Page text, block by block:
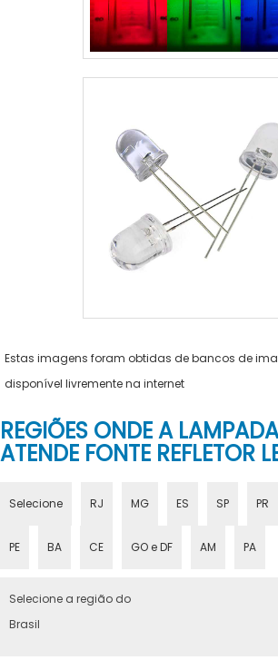
Estas imagens foram obtidas de bancos de
disponível livremente na internet
REGIÕES ONDE A
ATENDE FONTE REFLETOR
Selecione RJ MG ES SP PR
PE BA CE GO e DF AM PA
Selecione a região do
Brasil